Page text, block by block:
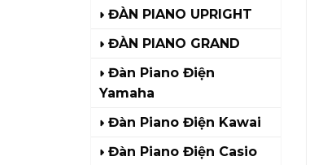
ĐÀN PIANO UPRIGHT
ĐÀN PIANO GRAND
Đàn Piano Điện
Yamaha
Đàn Piano Điện Kawai
Đàn Piano Điện Casio